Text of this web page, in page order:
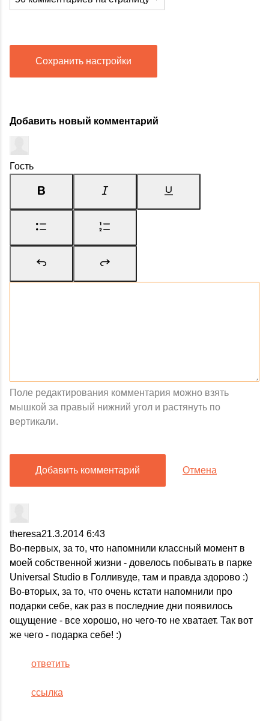
Сохранить настройки
Добавить новый комментарий
Гость
Поле редактирования комментария можно взять
мышкой за правый нижний угол и растянуть по
вертикали.
Добавить комментарий Отмена
theresa21.3.2014 6:43
Во-первых, за то, что напомнили классный момент в
моей собственной жизни - довелось побывать в парке
Universal Studio в Голливуде, там и правда здорово :)
Во-вторых, за то, что очень кстати напомнили про
подарки себе, как раз в последние дни появилось
ощущение - все хорошо, но чего-то не хватает. Так вот
же чего - подарка себе! :)
ответить
ссылка